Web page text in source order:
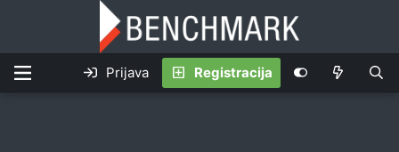
Prijava Registracija